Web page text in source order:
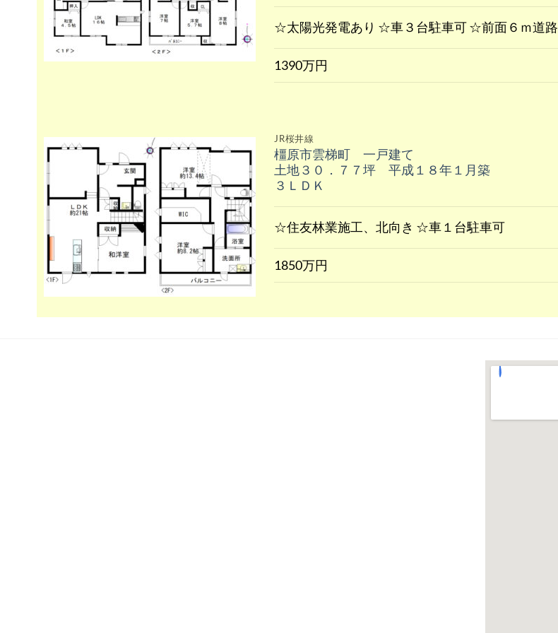
☆太陽光発電あり ☆車３台駐車可 ☆前面６ｍ道路
1390万円
JR桜井線
橿原市雲梯町 一戸建て
土地３０．７７坪 平成１８年１月築
３ＬＤＫ
☆住友林業施工、北向き ☆車１台駐車可
1850万円